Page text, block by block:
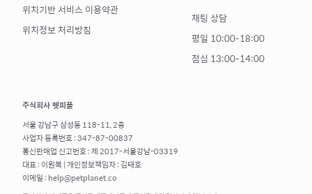
위치기반 서비스 이용약관
위치정보 처리방침
채팅 상담
평일 10:00-18:00
점심 13:00-14:00
주식회사 펫피플
서울 강남구 삼성동 118-11, 2층
사업자 등록번호 : 347-87-00837
통신판매업 신고번호 : 제 2017-서울강남-03319
대표 : 이원복 | 개인정보책임자 : 김태호
이메일 : help@petplanet.co